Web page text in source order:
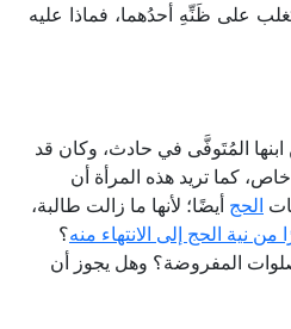
على ظَنِّهِ أحدُهما، فماذا عليه
ابنها المُتَوفَّى في حادث، وكان قد
كما تريد هذه المرأة أن
الحج أيضًا؛ لأنها ما زالت طالبة،
نية الحج إلى الانتهاء منه؟
المفروضة؟ وهل يجوز أن